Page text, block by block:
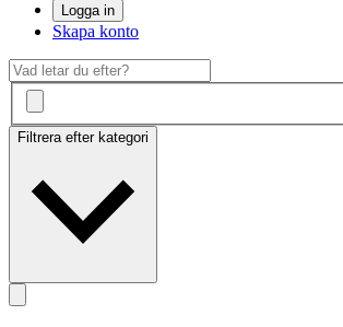
Logga in
Skapa konto
Filtrera efter kategori